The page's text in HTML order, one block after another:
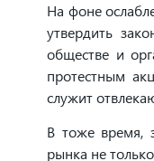
На фоне
утвердить
обществе и
протестным
служит
В тоже время,
рынка не